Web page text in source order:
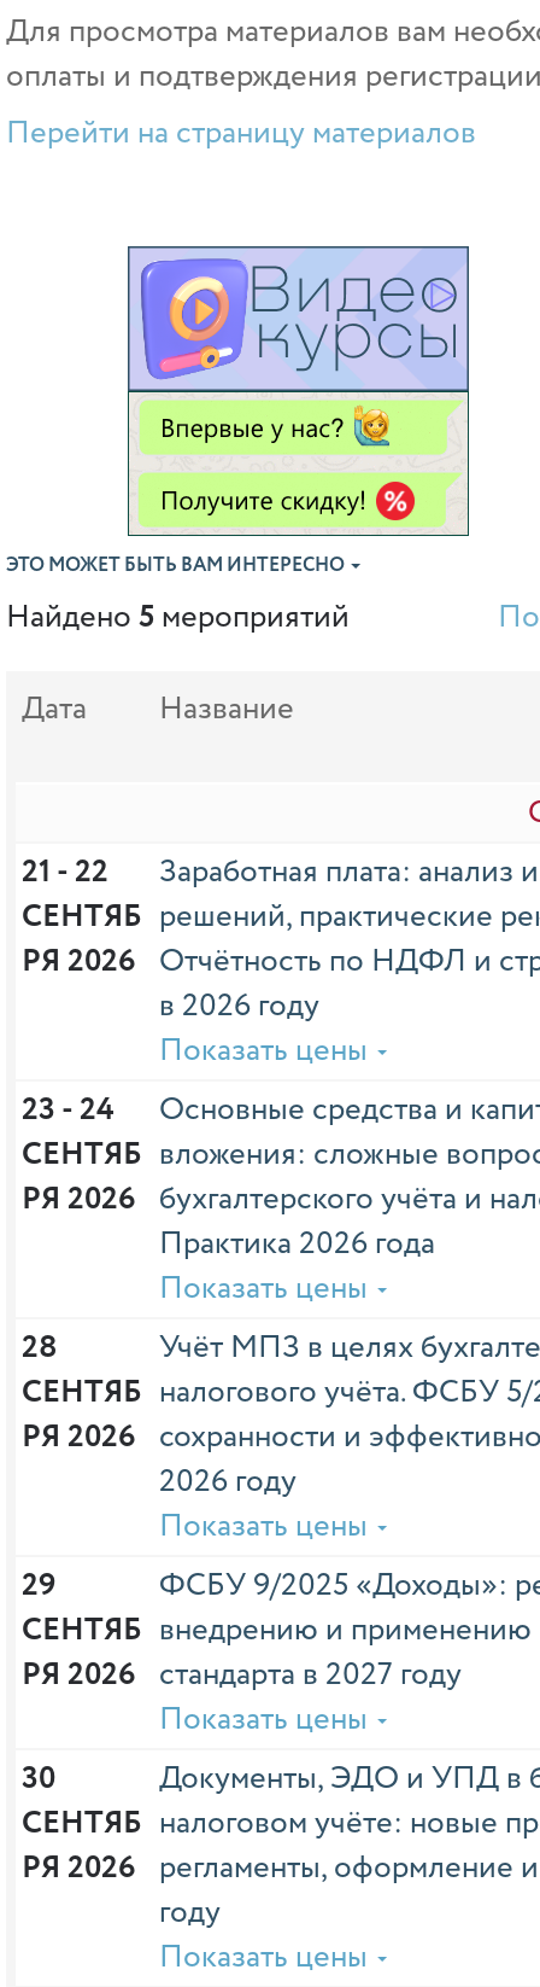
Для просмотра материалов вам
оплаты и подтверждения
Перейти на страницу материалов
ЭТО МОЖЕТ БЫТЬ ВАМ ИНТЕРЕСНО
Найдено5 мероприятий
Дата
Название
21 - 22
СЕНТЯБ
РЯ 2026
Заработная плата: анализ
решений, практические
Отчётность по НДФЛ и
в 2026 году
Показать цены
23 - 24
СЕНТЯБ
РЯ 2026
Основные средства и
вложения: сложные
бухгалтерского учёта и
Практика 2026 года
Показать цены
28
СЕНТЯБ
РЯ 2026
Учёт МПЗ в целях
налогового учёта. ФСБУ
сохранности и
2026 году
Показать цены
29
СЕНТЯБ
РЯ 2026
ФСБУ 9/2025 «Доходы»:
внедрению и применению
стандарта в 2027 году
Показать цены
30
СЕНТЯБ
РЯ 2026
Документы, ЭДО и УПД в
налоговом учёте: новые
регламенты, оформление
году
Показать цены